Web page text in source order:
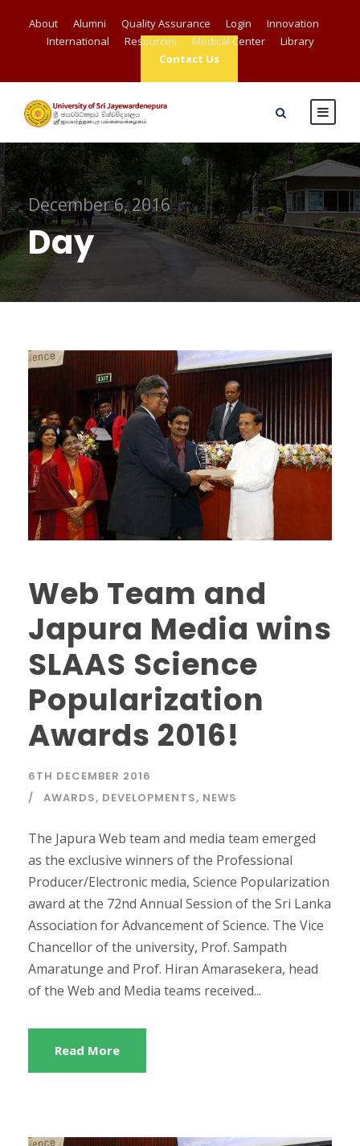
About Alumni Quality Assurance Login
Innovation
International
Resources Medical Center
Library
Contact Us
December 6, 2016
Day
Web Team and
Japura Media wins
SLAAS Science
Popularization
Awards 2016!
6TH DECEMBER 2016
AWARDS, DEVELOPMENTS, NEWS
The Japura Web team and media team emerged
as the exclusive winners of the Professional
Producer/Electronic media, Science Popularization
award at the 72nd Annual Session of the Sri Lanka
Association for Advancement of Science. The Vice
Chancellor of the university, Prof. Sampath
Amaratunge and Prof. Hiran Amarasekera, head
of the Web and Media teams received...
Read More